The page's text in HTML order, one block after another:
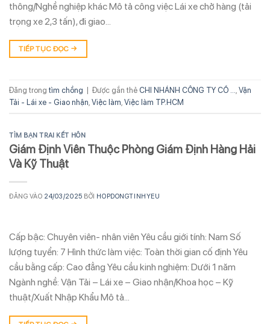
thông/Nghề nghiệp khác Mô tả công việc Lái xe chở hàng (tải
trọng xe 2,3 tấn), đi giao…
TIẾP TỤC ĐỌC →
Đăng trong tìm chồng | Được gắn thẻ CHI NHÁNH CÔNG TY CỔ ...
Vận
Tải - Lái xe - Giao nhận Việc làm Việc làm TP.HCM
TÌM BẠN TRAI KẾT HÔN
Giám Định Viên Thuộc Phòng Giám Định Hàng Hải
Và Kỹ Thuật
ĐĂNG VÀO 24/03/2025 BỞI HOPDONGTINHYEU
Cấp bậc: Chuyên viên- nhân viên Yêu cầu giới tính: Nam Số
lượng tuyển: 7 Hình thức làm việc: Toàn thời gian cố định Yêu
cầu bằng cấp: Cao đẳng Yêu cầu kinh nghiệm: Dưới 1 năm
Ngành nghề: Vận Tải – Lái xe – Giao nhận/Khoa học – Kỹ
thuật/Xuất Nhập Khẩu Mô tả…